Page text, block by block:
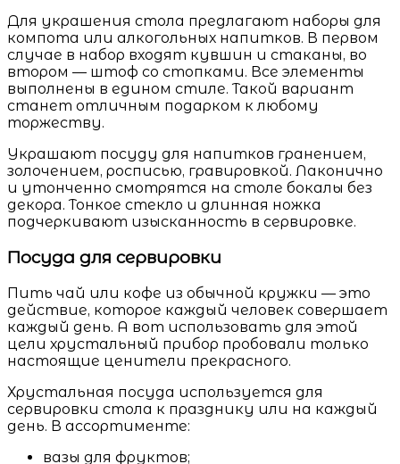
Для украшения стола предлагают наборы для
компота или алкогольных напитков. В первом
случае в набор входят кувшин и стаканы, во
втором — штоф со стопками. Все элементы
выполнены в едином стиле. Такой вариант
станет отличным подарком к любому
торжеству.
Украшают посуду для напитков гранением,
золочением, росписью, гравировкой. Лаконично
и утонченно смотрятся на столе бокалы без
декора. Тонкое стекло и длинная ножка
подчеркивают изысканность в сервировке.
Посуда для сервировки
Пить чай или кофе из обычной кружки — это
действие, которое каждый человек совершает
каждый день. А вот использовать для этой
цели хрустальный прибор пробовали только
настоящие ценители прекрасного.
Хрустальная посуда используется для
сервировки стола к празднику или на каждый
день. В ассортименте:
вазы для фруктов;